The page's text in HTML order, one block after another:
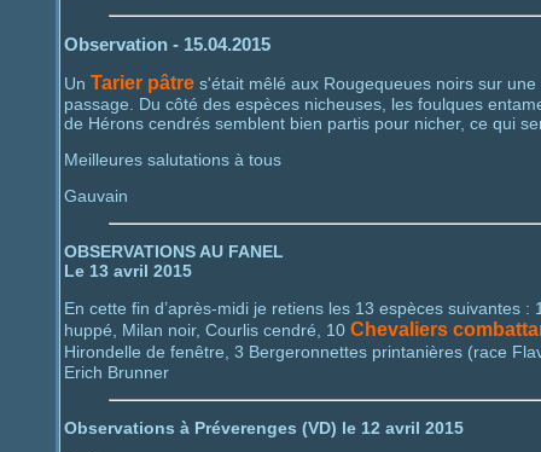
Observation - 15.04.2015
Un Tarier pâtre s'était mêlé aux Rougequeues noirs sur
passage. Du côté des espèces nicheuses, les foulques
de Hérons cendrés semblent bien partis pour nicher, ce qui
Meilleures salutations à tous
Gauvain
OBSERVATIONS AU FANEL
Le 13 avril 2015
En cette fin d’après-midi je retiens les 13 espèces suivantes
huppé, Milan noir, Courlis cendré, 10 Chevaliers
Hirondelle de fenêtre, 3 Bergeronnettes printanières (race
Erich Brunner
Observations à Préverenges (VD) le 12 avril 2015